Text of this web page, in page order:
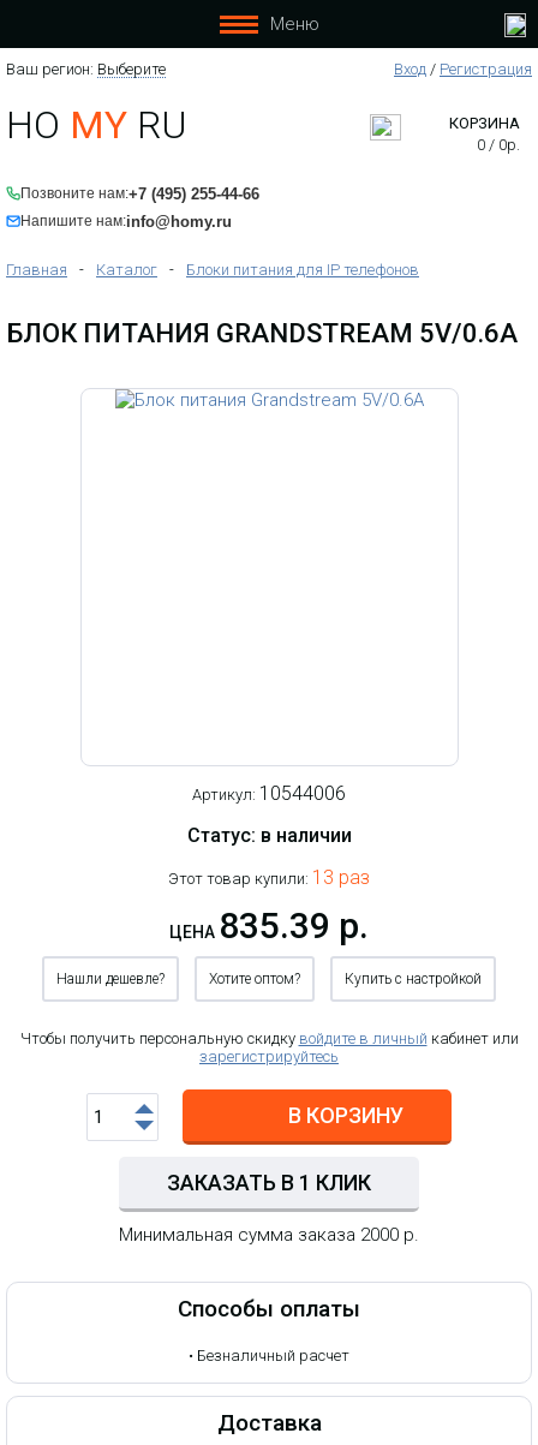
Меню
Ваш регион: Выберите Вход / Регистрация
HO MY RU
Позвоните нам:+7 (495) 255-44-66
Напишите нам:info@homy.ru
КОРЗИНА
0 / 0р.
Главная - Каталог - Блоки питания для IP телефонов
БЛОК ПИТАНИЯ GRANDSTREAM 5V/0.6A
Артикул: 10544006
Статус: в наличии
Этот товар купили: 13 раз
ЦЕНА 835.39 р.
Нашли дешевле? Хотите оптом? Купить с настройкой
Чтобы получить персональную скидку войдите в личный кабинет или
зарегистрируйтесь
В КОРЗИНУ
ЗАКАЗАТЬ В 1 КЛИК
Минимальная сумма заказа 2000 р.
Способы оплаты
• Безналичный расчет
Доставка